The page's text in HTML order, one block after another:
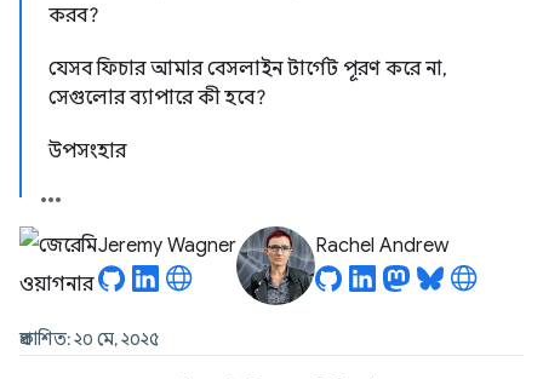
করব?
যেসব ফিচার আমার বেসলাইন টার্গেট পূরণ করে না,
সেগুলোর ব্যাপারে কী হবে?
উপসংহার
Jeremy Wagner Rachel Andrew
প্রকাশিত: ২০ মে, ২০২৫